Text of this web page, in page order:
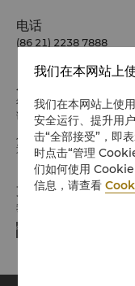
电话
(86 21) 2238 7888
希望您入住愉快
请留意入住/退房时间:
入住：下午2时
退房：中午12时
支付方式
我们接受指定平台的在线支
我们在本网站上
我们在本网站上使
安全运行、提升用
击“全部接受”，即
时点击“管理
们如何使用
信息，请查看